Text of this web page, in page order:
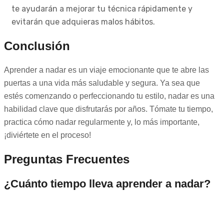
te ayudarán a mejorar tu técnica rápidamente y
evitarán que adquieras malos hábitos.
Conclusión
Aprender a nadar es un viaje emocionante que te abre las
puertas a una vida más saludable y segura. Ya sea que
estés comenzando o perfeccionando tu estilo, nadar es una
habilidad clave que disfrutarás por años. Tómate tu tiempo,
practica cómo nadar regularmente y, lo más importante,
¡diviértete en el proceso!
Preguntas Frecuentes
¿Cuánto tiempo lleva aprender a nadar?